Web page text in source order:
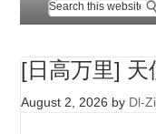
[日高万里] 天
August 2, 2026 by Dl-